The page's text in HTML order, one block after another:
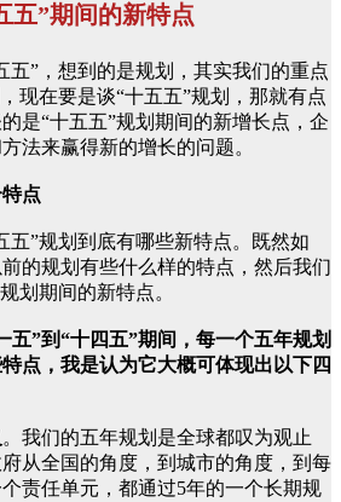
五”期间的新特点
五”，想到的是规划，其实我们的重点
现在要是谈“十五五”规划，那就有点
是“十五五”规划期间的新增长点，企
法来赢得新的增长的问题。
点
五”规划到底有哪些新特点。既然如
的规划有些什么样的特点，然后我们
划期间的新特点。
五”到“十四五”期间，每一个五年规划
点，我是认为它大概可体现出以下四
。我们的五年规划是全球都叹为观止
从全国的角度，到城市的角度，到每
责任单元，都通过5年的一个长期规